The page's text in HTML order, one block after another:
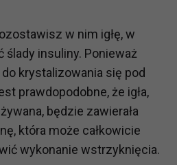
w nim igłę, w
insuliny. Ponieważ
krystalizowania się pod
prawdopodobne, że igła,
będzie zawierała
która może całkowicie
wykonanie wstrzyknięcia.